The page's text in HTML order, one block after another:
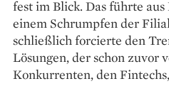
fest im Blick. Das führte
einem Schrumpfen der
schließlich forcierte den
Lösungen, der schon zuvor
Konkurrenten, den